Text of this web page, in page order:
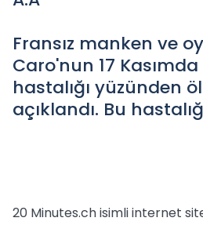
Fransız manken ve
Caro'nun 17
hastalığı yüzünden
açıklandı. Bu
20 Minutes.ch isimli internet